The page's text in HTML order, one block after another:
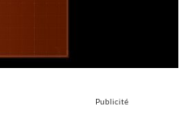
Publicité